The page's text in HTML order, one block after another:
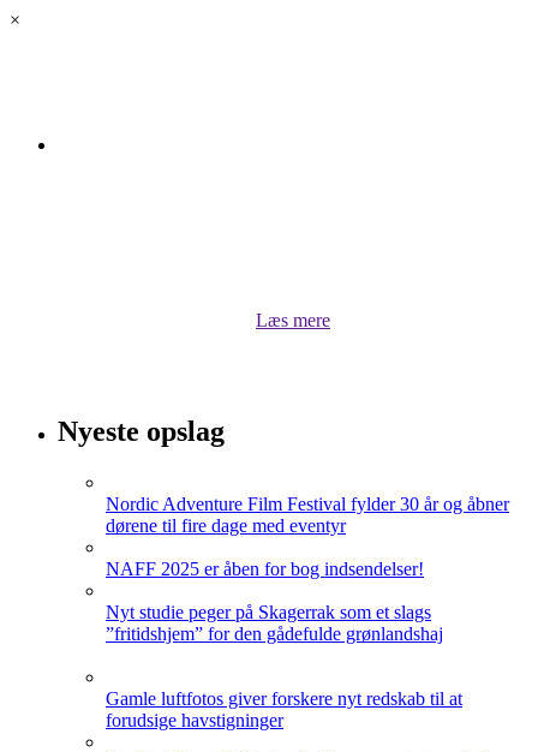
×
Læs mere
Nyeste opslag
Nordic Adventure Film Festival fylder 30 år og åbner
dørene til fire dage med eventyr
NAFF 2025 er åben for bog indsendelser!
Nyt studie peger på Skagerrak som et slags
”fritidshjem” for den gådefulde grønlandshaj
Gamle luftfotos giver forskere nyt redskab til at
forudsige havstigninger